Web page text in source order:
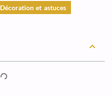
Décoration et astuces